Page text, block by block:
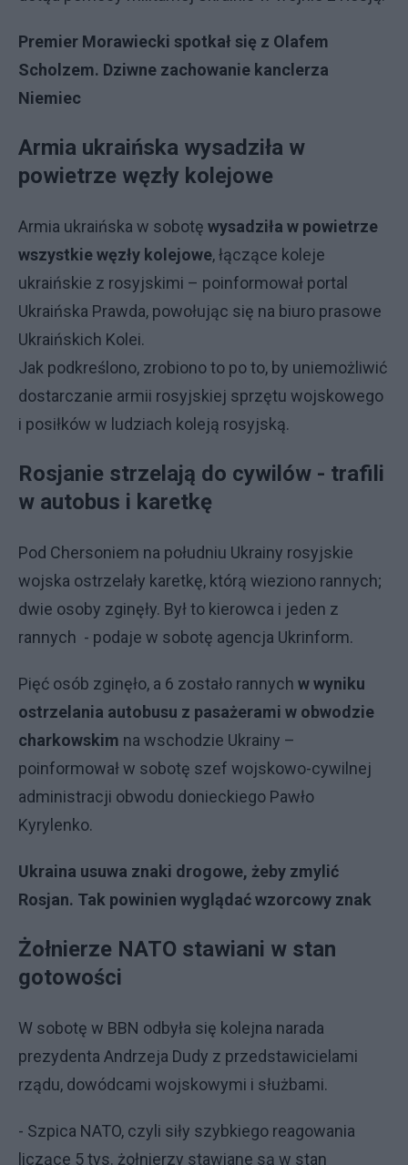
Premier Morawiecki spotkał się z Olafem
Scholzem. Dziwne zachowanie kanclerza
Niemiec
Armia ukraińska wysadziła w
powietrze węzły kolejowe
Armia ukraińska w sobotę wysadziła w powietrze
wszystkie węzły kolejowe, łączące koleje
ukraińskie z rosyjskimi – poinformował portal
Ukraińska Prawda, powołując się na biuro prasowe
Ukraińskich Kolei.
Jak podkreślono, zrobiono to po to, by uniemożliwić
dostarczanie armii rosyjskiej sprzętu wojskowego
i posiłków w ludziach koleją rosyjską.
Rosjanie strzelają do cywilów - trafili
w autobus i karetkę
Pod Chersoniem na południu Ukrainy rosyjskie
wojska ostrzelały karetkę, którą wieziono rannych;
dwie osoby zginęły. Był to kierowca i jeden z
rannych - podaje w sobotę agencja Ukrinform.
Pięć osób zginęło, a 6 zostało rannych w wyniku
ostrzelania autobusu z pasażerami w obwodzie
charkowskim na wschodzie Ukrainy –
poinformował w sobotę szef wojskowo-cywilnej
administracji obwodu donieckiego Pawło
Kyrylenko.
Ukraina usuwa znaki drogowe, żeby zmylić
Rosjan. Tak powinien wyglądać wzorcowy znak
Żołnierze NATO stawiani w stan
gotowości
W sobotę w BBN odbyła się kolejna narada
prezydenta Andrzeja Dudy z przedstawicielami
rządu, dowódcami wojskowymi i służbami.
- Szpica NATO, czyli siły szybkiego reagowania
liczące 5 tys. żołnierzy stawiane są w stan